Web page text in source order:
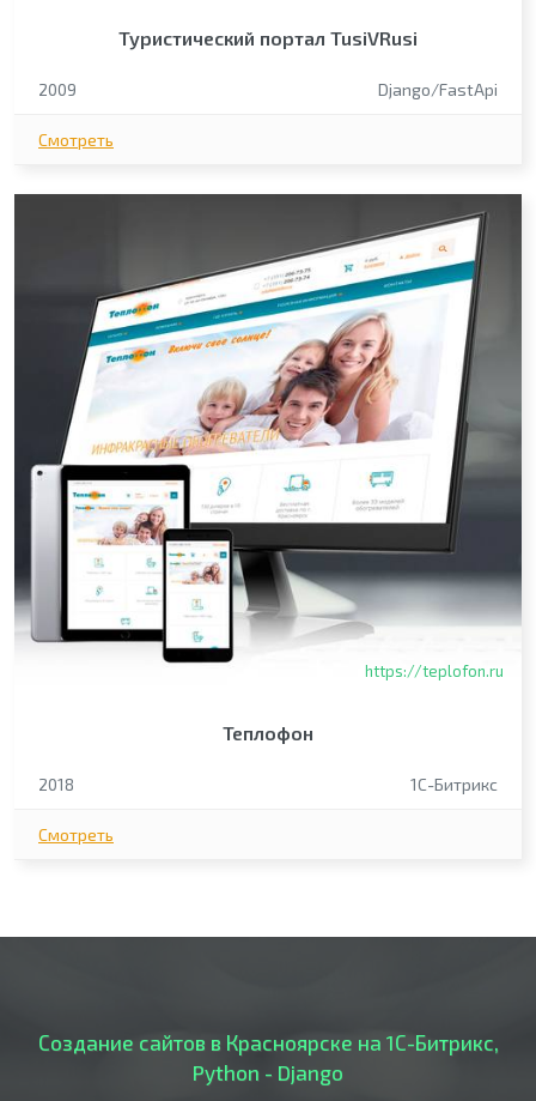
Туристический портал TusiVRusi
2009 Django/FastApi
Смотреть
https://teplofon.ru
Теплофон
2018 1С-Битрикс
Смотреть
Создание сайтов в Красноярске на 1С-Битрикс,
Python - Django